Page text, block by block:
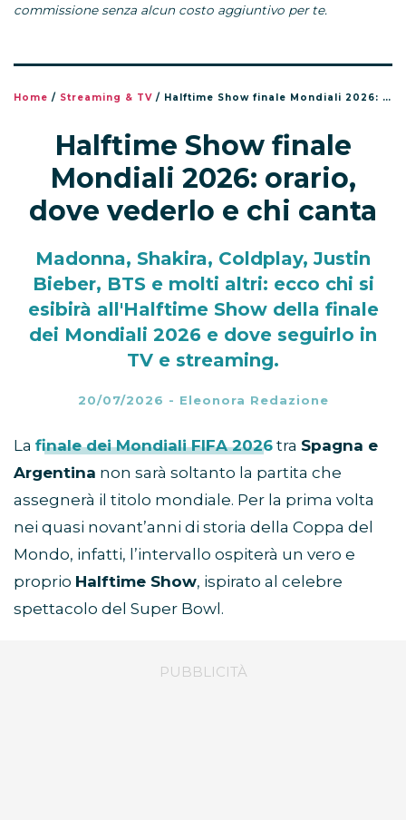
commissione senza alcun costo aggiuntivo per te.
Home / Streaming & TV / Halftime Show finale Mondiali 2026: orario, dove vederlo e chi canta
Halftime Show finale
Mondiali 2026: orario,
dove vederlo e chi canta
Madonna, Shakira, Coldplay, Justin
Bieber, BTS e molti altri: ecco chi si
esibirà all'Halftime Show della finale
dei Mondiali 2026 e dove seguirlo in
TV e streaming.
20/07/2026 - Eleonora Redazione
La finale dei Mondiali FIFA 2026 tra Spagna e
Argentina non sarà soltanto la partita che
assegnerà il titolo mondiale. Per la prima volta
nei quasi novant’anni di storia della Coppa del
Mondo, infatti, l’intervallo ospiterà un vero e
proprio Halftime Show, ispirato al celebre
spettacolo del Super Bowl.